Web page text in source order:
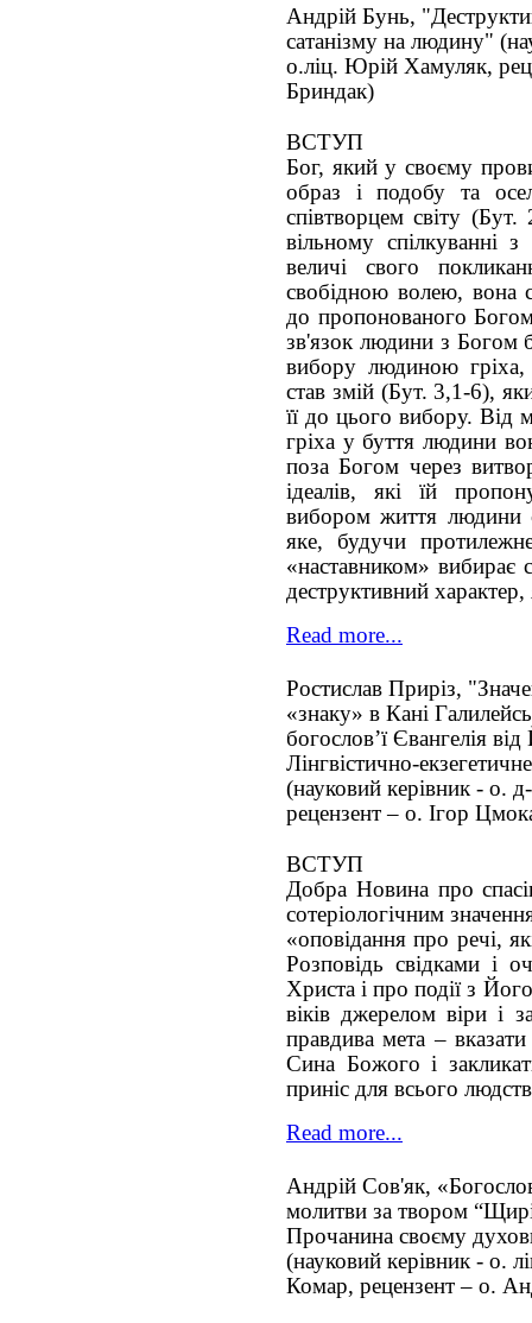
Андрій Бунь,
сатанізму на людину"
о.ліц. Юрій Хамуляк,
Бриндак)
ВСТУП
Бог, який у своєму
образ і подобу та
співтворцем світу
вільному спілкуванні
величі свого
свобідною волею, вона
до пропонованого
зв'язок людини з Богом
вибору людиною гріха,
став змій (Бут. 3,1-6),
її до цього вибору. Від
гріха у буття людини
поза Богом через
ідеалів, які їй
вибором життя людини
яке, будучи
«наставником» вибирає
деструктивний
Read more...
Ростислав Приріз,
«знаку» в Кані
богослов’ї Євангелія
Лінгвістично-
(науковий керівник - о.
рецензент – о. Ігор
ВСТУП
Добра Новина про
сотеріологічним
«оповідання про речі,
Розповідь свідками і
Христа і про події з
віків джерелом віри і
правдива мета –
Сина Божого і
приніс для всього
Read more...
Андрій Сов'як,
молитви за твором
Прочанина своєму
(науковий керівник - о.
Комар, рецензент – о.